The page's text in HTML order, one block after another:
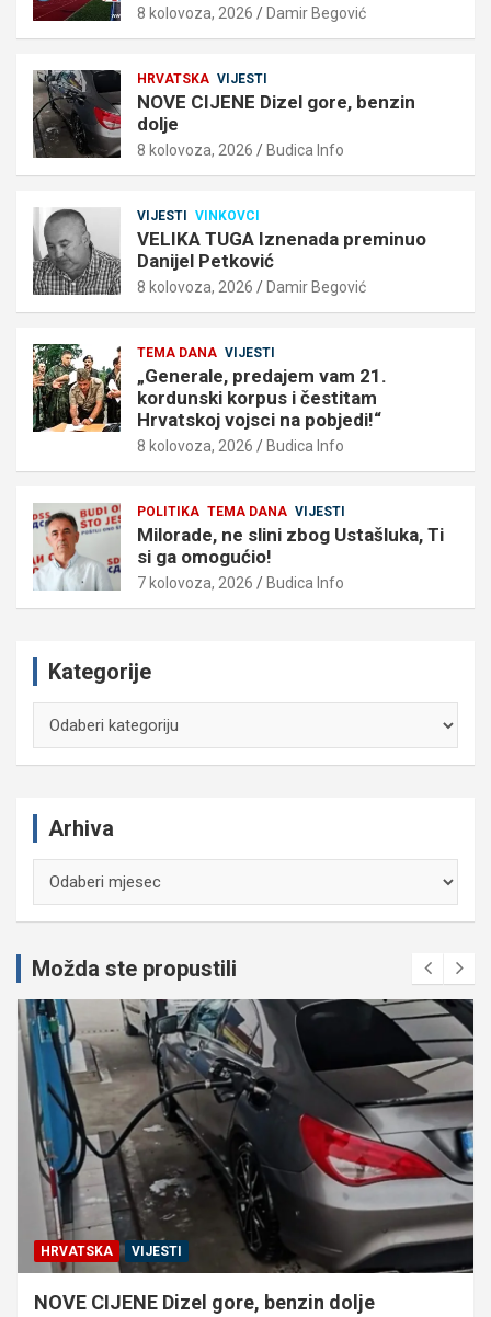
8 kolovoza, 2026 Damir Begović
HRVATSKA VIJESTI
NOVE CIJENE Dizel gore, benzin
dolje
8 kolovoza, 2026 Budica Info
VIJESTI VINKOVCI
VELIKA TUGA Iznenada preminuo
Danijel Petković
8 kolovoza, 2026 Damir Begović
TEMA DANA VIJESTI
„Generale, predajem vam 21.
kordunski korpus i čestitam
Hrvatskoj vojsci na pobjedi!“
8 kolovoza, 2026 Budica Info
POLITIKA TEMA DANA VIJESTI
Milorade, ne slini zbog Ustašluka, Ti
si ga omogućio!
7 kolovoza, 2026 Budica Info
Kategorije
Arhiva
Možda ste propustili
HRVATSKA VIJESTI
NOVE CIJENE Dizel gore, benzin dolje